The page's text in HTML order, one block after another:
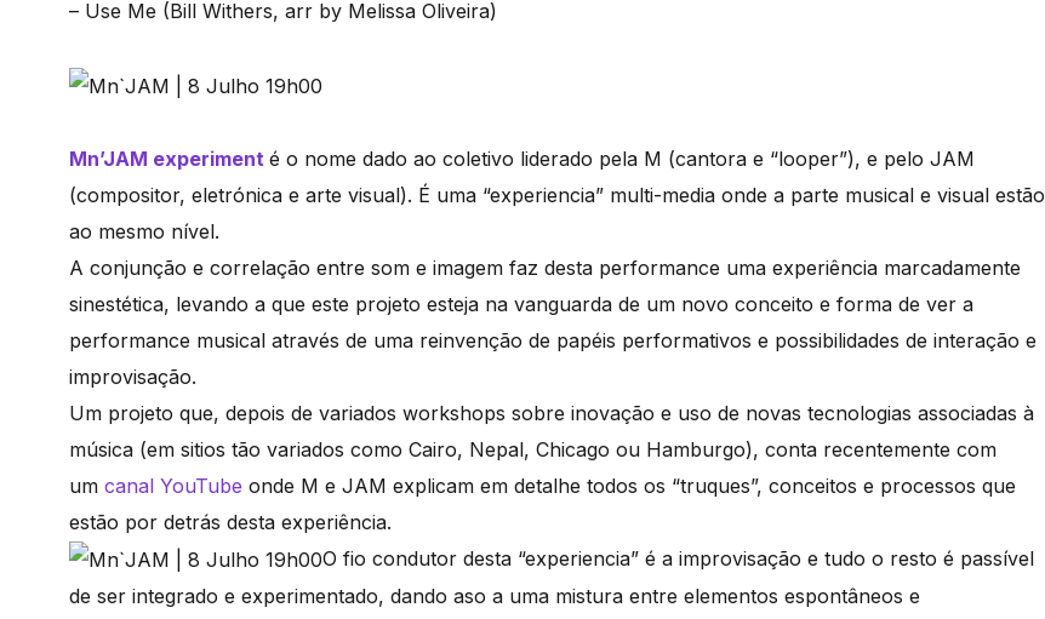
– Use Me (Bill Withers, arr by Melissa Oliveira)
Mn’JAM experiment é o nome dado ao coletivo liderado pela M (cantora e “looper”), e pelo JAM
(compositor, eletrónica e arte visual). É uma “experiencia” multi-media onde a parte musical e visual estão
ao mesmo nível.
A conjunção e correlação entre som e imagem faz desta performance uma experiência marcadamente
sinestética, levando a que este projeto esteja na vanguarda de um novo conceito e forma de ver a
performance musical através de uma reinvenção de papéis performativos e possibilidades de interação e
improvisação.
Um projeto que, depois de variados workshops sobre inovação e uso de novas tecnologias associadas à
música (em sitios tão variados como Cairo, Nepal, Chicago ou Hamburgo), conta recentemente com
um canal YouTube onde M e JAM explicam em detalhe todos os “truques”, conceitos e processos que
estão por detrás desta experiência.
O fio condutor desta “experiencia” é a improvisação e tudo o resto é passível
de ser integrado e experimentado, dando aso a uma mistura entre elementos espontâneos e